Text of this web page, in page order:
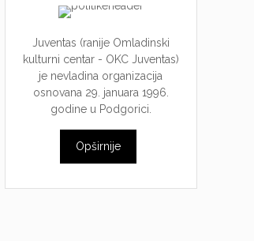
Juventas (ranije Omladinski
kulturni centar - OKC Juventas)
je nevladina organizacija
osnovana 29. januara 1996.
godine u Podgorici.
Opširnije